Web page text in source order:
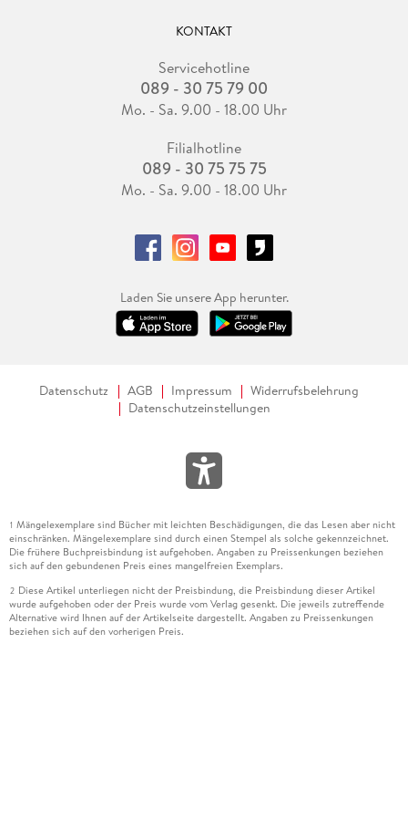
KONTAKT
Servicehotline
089 - 30 75 79 00
Mo. - Sa. 9.00 - 18.00 Uhr
Filialhotline
089 - 30 75 75 75
Mo. - Sa. 9.00 - 18.00 Uhr
Laden Sie unsere App herunter.
Datenschutz AGB Impressum
Widerrufsbelehrung
Datenschutzeinstellungen
1 Mängelexemplare sind Bücher mit leichten Beschädigungen, die das Lesen aber nicht
einschränken. Mängelexemplare sind durch einen Stempel als solche gekennzeichnet.
Die frühere Buchpreisbindung ist aufgehoben. Angaben zu Preissenkungen beziehen
sich auf den gebundenen Preis eines mangelfreien Exemplars.
2 Diese Artikel unterliegen nicht der Preisbindung, die Preisbindung dieser Artikel
wurde aufgehoben oder der Preis wurde vom Verlag gesenkt. Die jeweils zutreffende
Alternative wird Ihnen auf der Artikelseite dargestellt. Angaben zu Preissenkungen
beziehen sich auf den vorherigen Preis.